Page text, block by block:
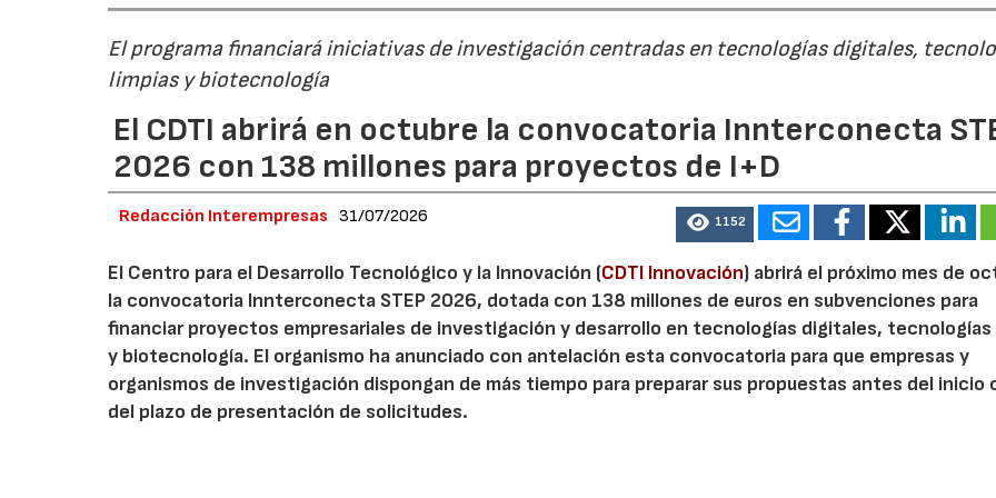
El programa financiará iniciativas de investigación centradas en tecnologías digitales,
limpias y biotecnología
El CDTI abrirá en octubre la convocatoria Innterconecta
2026 con 138 millones para proyectos de I+D
Redacción Interempresas 31/07/2026 1152
El Centro para el Desarrollo Tecnológico y la Innovación (CDTI Innovación) abrirá el próximo mes de
la convocatoria Innterconecta STEP 2026, dotada con 138 millones de euros en subvenciones para
financiar proyectos empresariales de investigación y desarrollo en tecnologías digitales, tecnologías
y biotecnología. El organismo ha anunciado con antelación esta convocatoria para que empresas y
organismos de investigación dispongan de más tiempo para preparar sus propuestas antes del inicio
del plazo de presentación de solicitudes.